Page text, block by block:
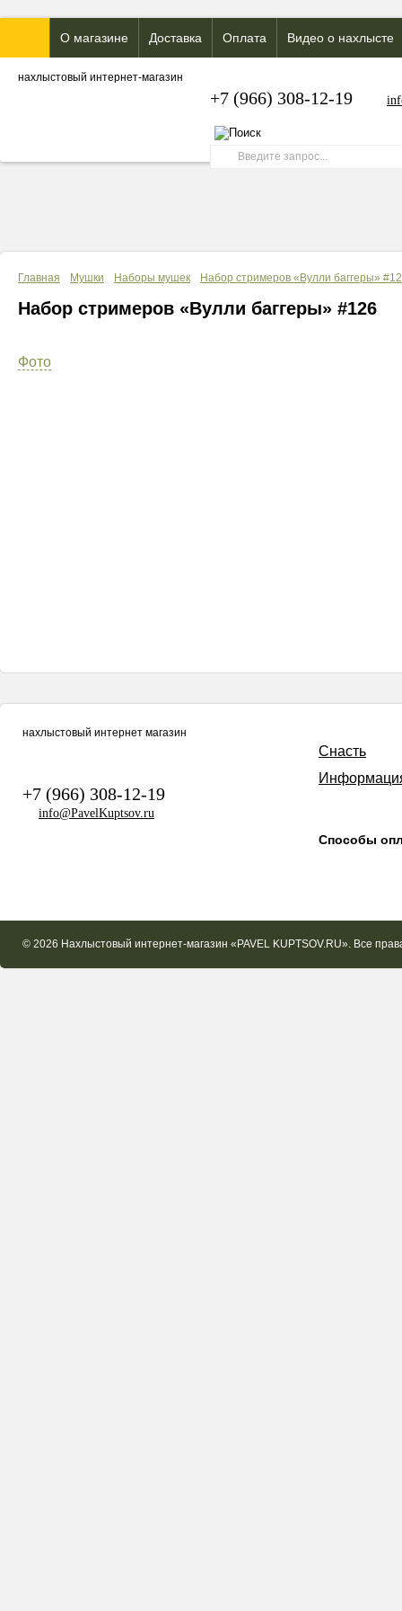
О магазине Доставка Оплата Видео о нахлысте
нахлыстовый интернет-магазин
+7 (966) 308-12-19
Главная Мушки Наборы мушек Набор стримеров «Вулли баггеры»
Набор стримеров «Вулли баггеры» #126
Фото
нахлыстовый интернет магазин
+7 (966) 308-12-19
info@PavelKuptsov.ru
Снасть
Способы
© 2026 Нахлыстовый интернет-магазин «PAVEL KUPTSOV.RU». Все